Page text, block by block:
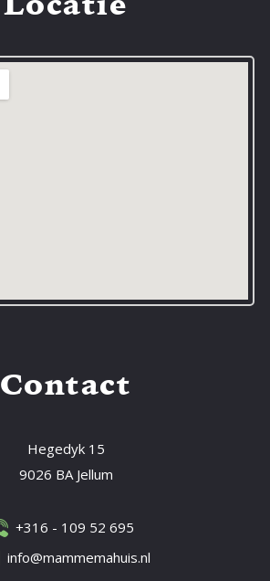
Contact
Hegedyk 15
9026 BA Jellum
+316 - 109 52 695
info@mammemahuis.nl